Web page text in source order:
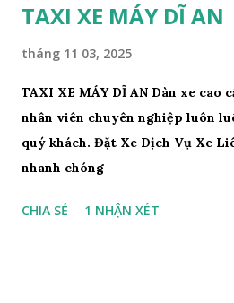
TAXI XE MÁY DĨ AN
tháng 11 03, 2025
TAXI XE MÁY DĨ AN Dàn xe cao
nhân viên chuyên nghiệp luôn
quý khách. Đặt Xe Dịch Vụ Xe
nhanh chóng
làm hài lòng quý khách. Quý
CHIA SẺ 1 NHẬN XÉT